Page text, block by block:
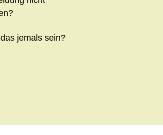
jemals sein?